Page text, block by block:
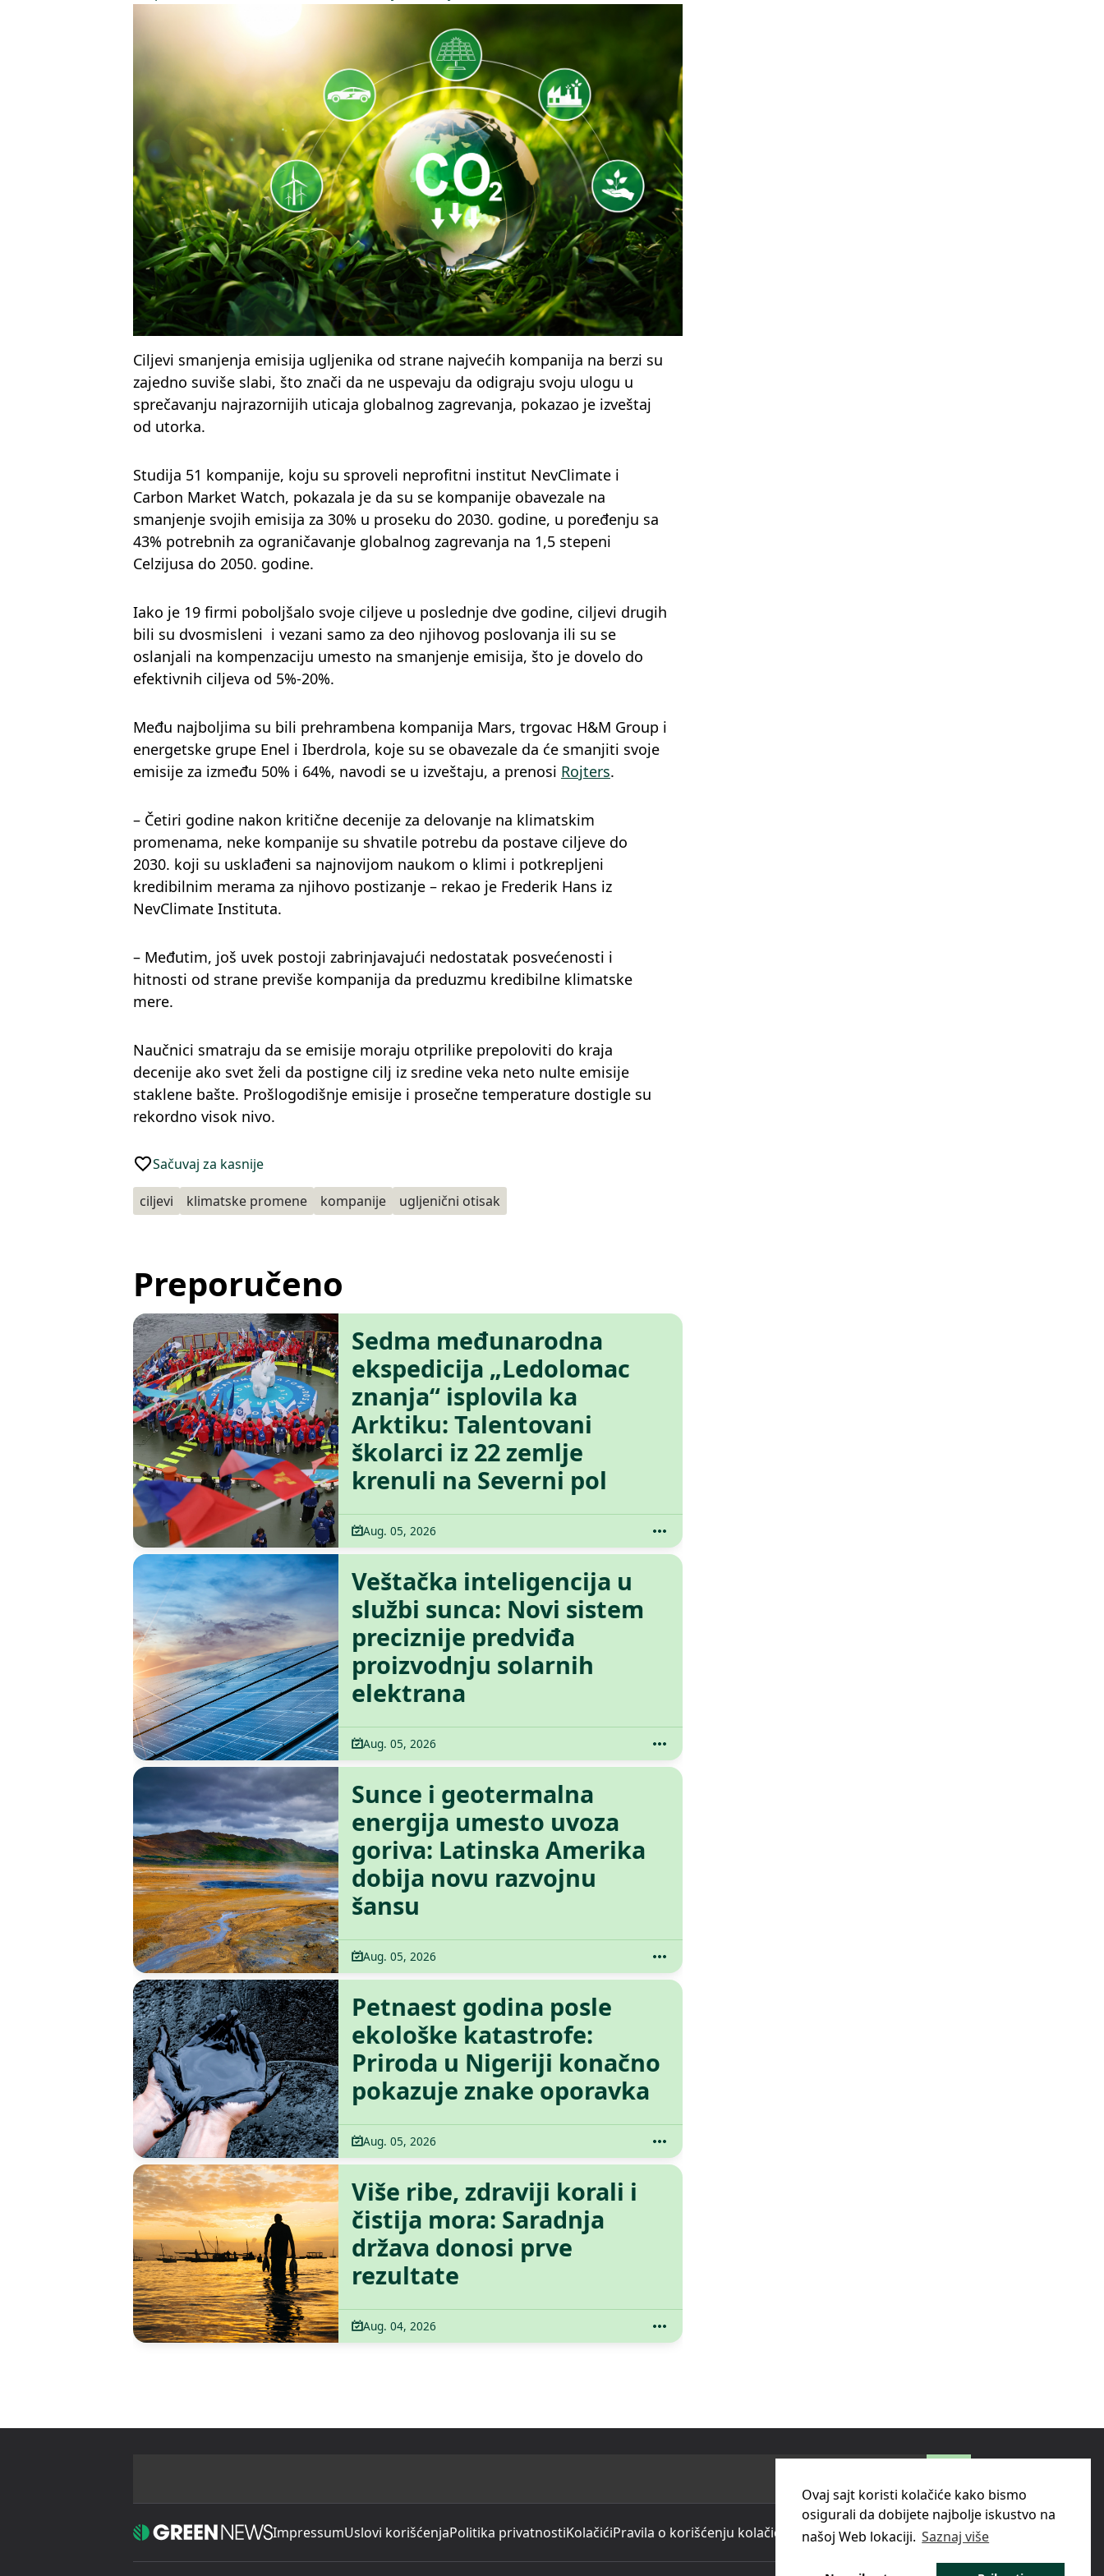
Ciljevi smanjenja emisija ugljenika od strane najvećih kompanija na berzi su
zajedno suviše slabi, što znači da ne uspevaju da odigraju svoju ulogu u
sprečavanju najrazornijih uticaja globalnog zagrevanja, pokazao je izveštaj
od utorka.
Studija 51 kompanije, koju su sproveli neprofitni institut NevClimate i
Carbon Market Watch, pokazala je da su se kompanije obavezale na
smanjenje svojih emisija za 30% u proseku do 2030. godine, u poređenju sa
43% potrebnih za ograničavanje globalnog zagrevanja na 1,5 stepeni
Celzijusa do 2050. godine.
Iako je 19 firmi poboljšalo svoje ciljeve u poslednje dve godine, ciljevi drugih
bili su dvosmisleni i vezani samo za deo njihovog poslovanja ili su se
oslanjali na kompenzaciju umesto na smanjenje emisija, što je dovelo do
efektivnih ciljeva od 5%-20%.
Među najboljima su bili prehrambena kompanija Mars, trgovac H&M Group i
energetske grupe Enel i Iberdrola, koje su se obavezale da će smanjiti svoje
emisije za između 50% i 64%, navodi se u izveštaju, a prenosi Rojters.
– Četiri godine nakon kritične decenije za delovanje na klimatskim
promenama, neke kompanije su shvatile potrebu da postave ciljeve do
2030. koji su usklađeni sa najnovijom naukom o klimi i potkrepljeni
kredibilnim merama za njihovo postizanje – rekao je Frederik Hans iz
NevClimate Instituta.
– Međutim, još uvek postoji zabrinjavajući nedostatak posvećenosti i
hitnosti od strane previše kompanija da preduzmu kredibilne klimatske
mere.
Naučnici smatraju da se emisije moraju otprilike prepoloviti do kraja
decenije ako svet želi da postigne cilj iz sredine veka neto nulte emisije
staklene bašte. Prošlogodišnje emisije i prosečne temperature dostigle su
rekordno visok nivo.
Sačuvaj za kasnije
ciljevi klimatske promene kompanije ugljenični otisak
Preporučeno
Sedma međunarodna
ekspedicija „Ledolomac
znanja“ isplovila ka
Arktiku: Talentovani
školarci iz 22 zemlje
krenuli na Severni pol
Aug. 05, 2026
Veštačka inteligencija u
službi sunca: Novi sistem
preciznije predviđa
proizvodnju solarnih
elektrana
Aug. 05, 2026
Sunce i geotermalna
energija umesto uvoza
goriva: Latinska Amerika
dobija novu razvojnu
šansu
Aug. 05, 2026
Petnaest godina posle
ekološke katastrofe:
Priroda u Nigeriji konačno
pokazuje znake oporavka
Aug. 05, 2026
Više ribe, zdraviji korali i
čistija mora: Saradnja
država donosi prve
rezultate
Aug. 04, 2026
ImpressumUslovi korišćenjaPolitika privatnostiKolačićiPravila o korišćenju kolačića (cookies)
Ovaj sajt koristi kolačiće kako bismo
osigurali da dobijete najbolje iskustvo na
našoj Web lokaciji. Saznaj više